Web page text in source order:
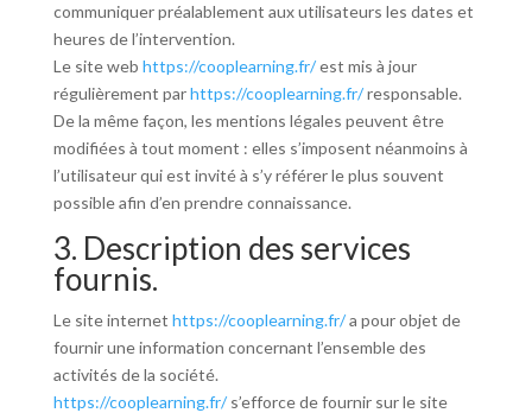
communiquer préalablement aux utilisateurs les dates et
heures de l’intervention.
Le site web https://cooplearning.fr/est mis à jour
régulièrement parhttps://cooplearning.fr/responsable.
De la même façon, les mentions légales peuvent être
modifiées à tout moment : elles s’imposent néanmoins à
l’utilisateur qui est invité à s’y référer le plus souvent
possible afin d’en prendre connaissance.
3. Description des services
fournis.
Le site internet https://cooplearning.fr/a pour objet de
fournir une information concernant l’ensemble des
activités de la société.
https://cooplearning.fr/s’efforce de fournir sur le site